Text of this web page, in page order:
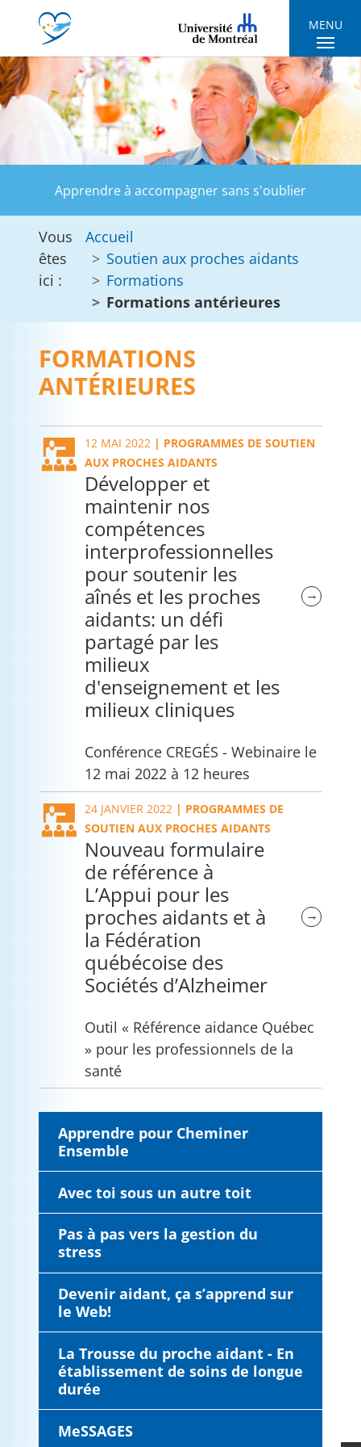
Skip to main navigation
Skip to main content
Skip to page footer
MENU
Apprendre à accompagner sans s'oublier
Vous
êtes
ici :
Accueil
Soutien aux proches aidants
Formations
Formations antérieures
Apprendre pour Cheminer
Ensemble
Avec toi sous un autre toit
Pas à pas vers la gestion du
stress
Devenir aidant, ça s’apprend sur
le Web!
La Trousse du proche aidant - En
établissement de soins de longue
durée
MeSSAGES
FORMATIONS
ANTÉRIEURES
12 MAI 2022 | PROGRAMMES DE SOUTIEN
AUX PROCHES AIDANTS
Développer et
maintenir nos
compétences
interprofessionnelles
pour soutenir les
aînés et les proches
aidants: un défi
partagé par les
milieux
d'enseignement et les
milieux cliniques
→
Conférence CREGÉS - Webinaire le
12 mai 2022 à 12 heures
24 JANVIER 2022 | PROGRAMMES DE
SOUTIEN AUX PROCHES AIDANTS
Nouveau formulaire
de référence à
L’Appui pour les
proches aidants et à
la Fédération
québécoise des
Sociétés d’Alzheimer
→
Outil « Référence aidance Québec
» pour les professionnels de la
santé